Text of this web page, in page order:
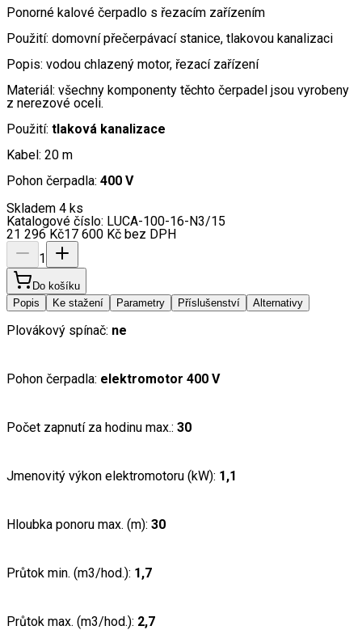
Ponorné kalové čerpadlo s řezacím zařízením
Použití: domovní přečerpávací stanice, tlakovou kanalizaci
Popis: vodou chlazený motor, řezací zařízení
Materiál: všechny komponenty těchto čerpadel jsou vyrobeny
z nerezové oceli.
Použití: tlaková kanalizace
Kabel: 20 m
Pohon čerpadla: 400 V
Skladem 4 ks
Katalogové číslo: LUCA-100-16-N3/15
21 296 Kč17 600 Kč bez DPH
1
Do košíku
Popis
Ke stažení Parametry Příslušenství Alternativy
Plovákový spínač: ne
Pohon čerpadla: elektromotor 400 V
Počet zapnutí za hodinu max.: 30
Jmenovitý výkon elektromotoru (kW): 1,1
Hloubka ponoru max. (m): 30
Průtok min. (m3/hod.): 1,7
Průtok max. (m3/hod.): 2,7